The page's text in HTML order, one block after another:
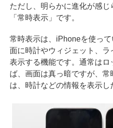
ただし、明らかに進化が感
「常時表示」です。
常時表示は、iPhoneを使っ
面に時計やウィジェット、
表示する機能です。通常は
ば、画面は真っ暗ですが、
は、時計などの情報を表示し